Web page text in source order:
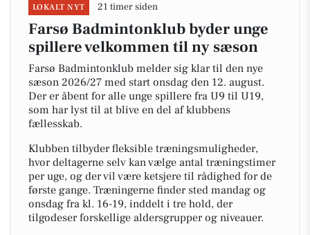
LOKALT NYT 21 timer siden
Farsø Badmintonklub byder unge
spillere velkommen til ny sæson
Farsø Badmintonklub melder sig klar til den nye
sæson 2026/27 med start onsdag den 12. august.
Der er åbent for alle unge spillere fra U9 til U19,
som har lyst til at blive en del af klubbens
fællesskab.
Klubben tilbyder fleksible træningsmuligheder,
hvor deltagerne selv kan vælge antal træningstimer
per uge, og der vil være ketsjere til rådighed for de
første gange. Træningerne finder sted mandag og
onsdag fra kl. 16-19, inddelt i tre hold, der
tilgodeser forskellige aldersgrupper og niveauer.